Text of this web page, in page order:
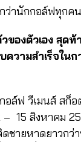
ว่านักกอล์ฟทุกค
วของตัวเอง สุ
วามสำเร็จใน
ล์ฟ วีเมนส์ สก็อ
– 15 สิงหาคม
ชายหาดยาวกว่